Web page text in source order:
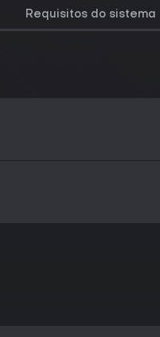
Requisitos do sistema